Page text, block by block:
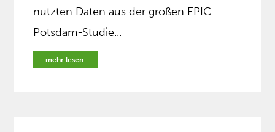
nutzten Daten aus der großen EPIC-
Potsdam-Studie...
mehr lesen